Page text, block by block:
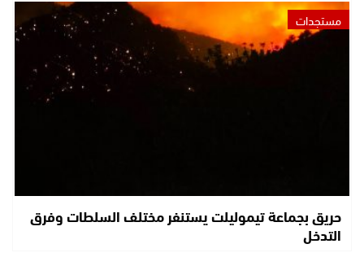
مستجدات
حريق بجماعة تيموليلت يستنفر مختلف السلطات وفرق
التدخل